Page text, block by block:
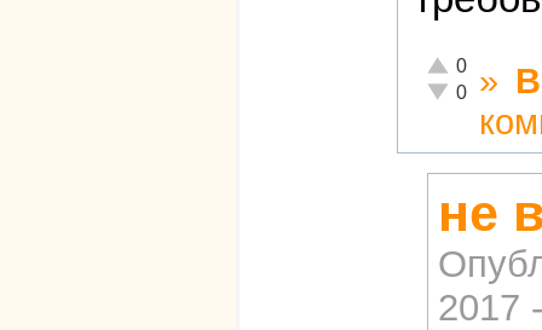
Отлично!
0
Неадекватно!
0 »
не
2017